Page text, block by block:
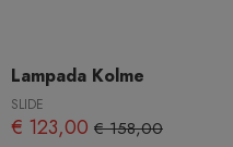
Lampada Kolme
SLIDE
€ 123,00 € 158,00